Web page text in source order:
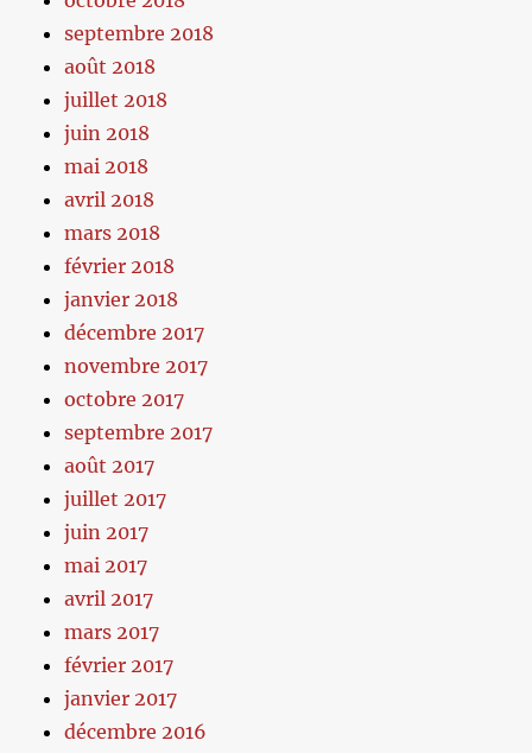
septembre 2018
août 2018
juillet 2018
juin 2018
mai 2018
avril 2018
mars 2018
février 2018
janvier 2018
décembre 2017
novembre 2017
octobre 2017
septembre 2017
août 2017
juillet 2017
juin 2017
mai 2017
avril 2017
mars 2017
février 2017
janvier 2017
décembre 2016